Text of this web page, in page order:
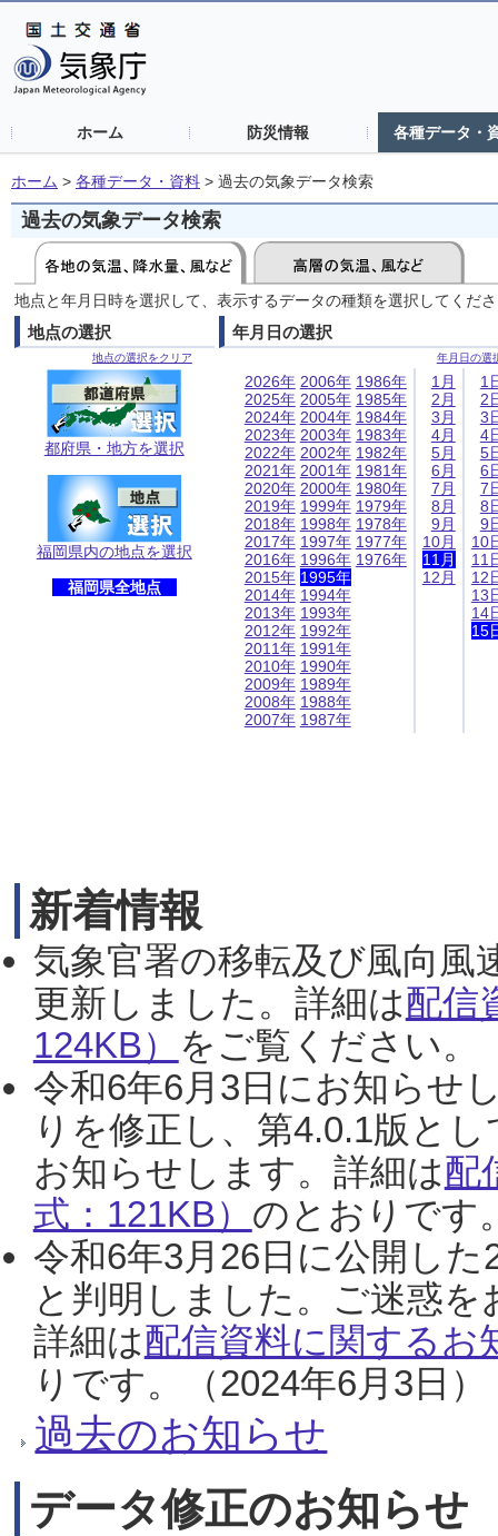
ホーム 防災情報 各種データ・
ホーム > 各種データ・資料 > 過去の気象データ検索
過去の気象データ検索
地点と年月日時を選択して、表示するデータの種類を選択してくだ
地点の選択
地点の選択をクリア
都府県・地方を選択
福岡県内の地点を選択
福岡県全地点
年月日の選択
年月日の選
2026年
2025年
2024年
2023年
2022年
2021年
2020年
2019年
2018年
2017年
2016年
2015年
2014年
2013年
2012年
2011年
2010年
2009年
2008年
2007年
2006年
2005年
2004年
2003年
2002年
2001年
2000年
1999年
1998年
1997年
1996年
1995年
1994年
1993年
1992年
1991年
1990年
1989年
1988年
1987年
1986年
1985年
1984年
1983年
1982年
1981年
1980年
1979年
1978年
1977年
1976年
1月
2月
3月
4月
5月
6月
7月
8月
9月
10月
11月
12月
1
2
3
4
5
6
7
8
9
10
11
12
13
14
15
新着情報
気象官署の移転及び風向風
更新しました。詳細は配信
124KB） をご覧ください。
令和6年6月3日にお知らせ
りを修正し、第4.0.1版と
お知らせします。詳細は配
式：121KB） のとおりです
令和6年3月26日に公開し
と判明しました。ご迷惑
詳細は配信資料に関するお
りです。（2024年6月3日）
過去のお知らせ
データ修正のお知らせ